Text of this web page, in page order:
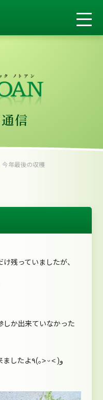
信
今年最後の収穫
残っていましたが、
しか出来ていなかった
今年は初めてまともな人参が出来ましたよ٩(｡˃ ᵕ ˂ )و